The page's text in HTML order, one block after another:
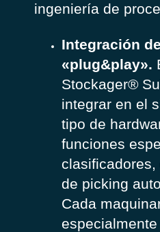
ingeniería de
Integración
«plug&play».
Stockager®
integrar en el
tipo de
funciones
de picking
Cada